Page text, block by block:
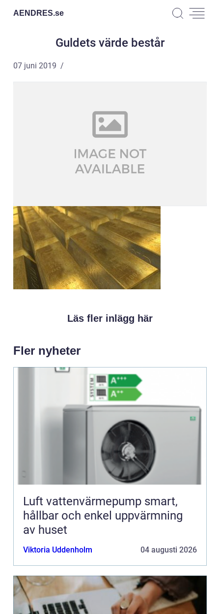
AENDRES.se
Guldets värde består
07 juni 2019
Läs fler inlägg här
Fler nyheter
Luft vattenvärmepump smart,
hållbar och enkel uppvärmning
av huset
Viktoria Uddenholm 04 augusti 2026